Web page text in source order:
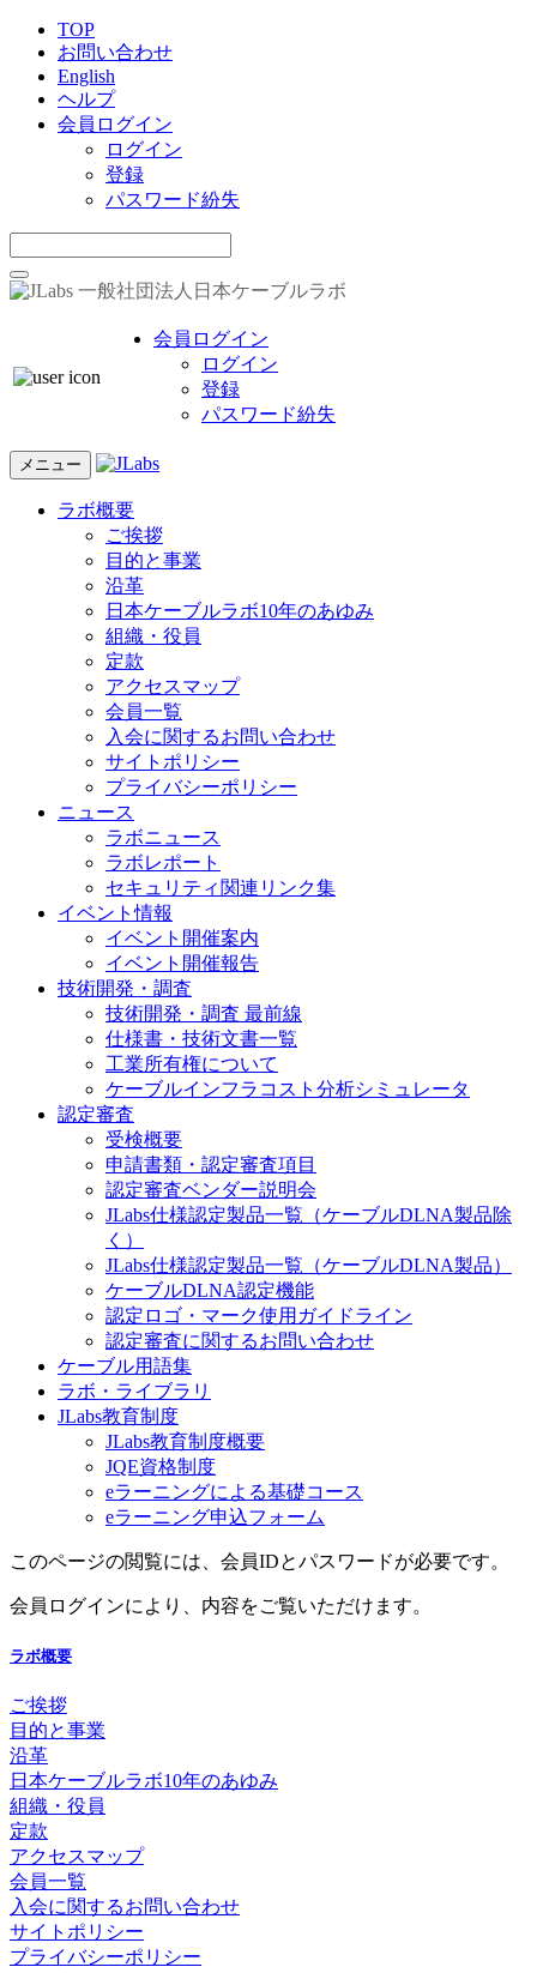
TOP
お問い合わせ
English
ヘルプ
会員ログイン
ログイン
登録
パスワード紛失
一般社団法人日本ケーブルラボ
会員ログイン
ログイン
登録
パスワード紛失
メニュー
ラボ概要
ご挨拶
目的と事業
沿革
日本ケーブルラボ10年のあゆみ
組織・役員
定款
アクセスマップ
会員一覧
入会に関するお問い合わせ
サイトポリシー
プライバシーポリシー
ニュース
ラボニュース
ラボレポート
セキュリティ関連リンク集
イベント情報
イベント開催案内
イベント開催報告
技術開発・調査
技術開発・調査 最前線
仕様書・技術文書一覧
工業所有権について
ケーブルインフラコスト分析シミュレータ
認定審査
受検概要
申請書類・認定審査項目
認定審査ベンダー説明会
JLabs仕様認定製品一覧（ケーブルDLNA製品除
く）
JLabs仕様認定製品一覧（ケーブルDLNA製品）
ケーブルDLNA認定機能
認定ロゴ・マーク使用ガイドライン
認定審査に関するお問い合わせ
ケーブル用語集
ラボ・ライブラリ
JLabs教育制度
JLabs教育制度概要
JQE資格制度
eラーニングによる基礎コース
eラーニング申込フォーム
このページの閲覧には、会員IDとパスワードが必要です。
会員ログインにより、内容をご覧いただけます。
ラボ概要
ご挨拶
目的と事業
沿革
日本ケーブルラボ10年のあゆみ
組織・役員
定款
アクセスマップ
会員一覧
入会に関するお問い合わせ
サイトポリシー
プライバシーポリシー